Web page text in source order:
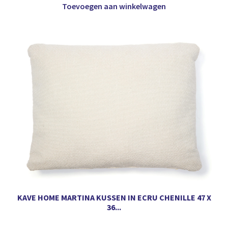
Toevoegen aan winkelwagen
KAVE HOME MARTINA KUSSEN IN ECRU CHENILLE 47 X
36...